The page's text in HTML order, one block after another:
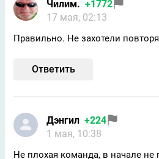
Чилим. +1772
17 мая, 02:13
Правильно. Не захотели
Ответить
Дэнгил +224
1 мая, 10:38
Не плохая команда, в начале не